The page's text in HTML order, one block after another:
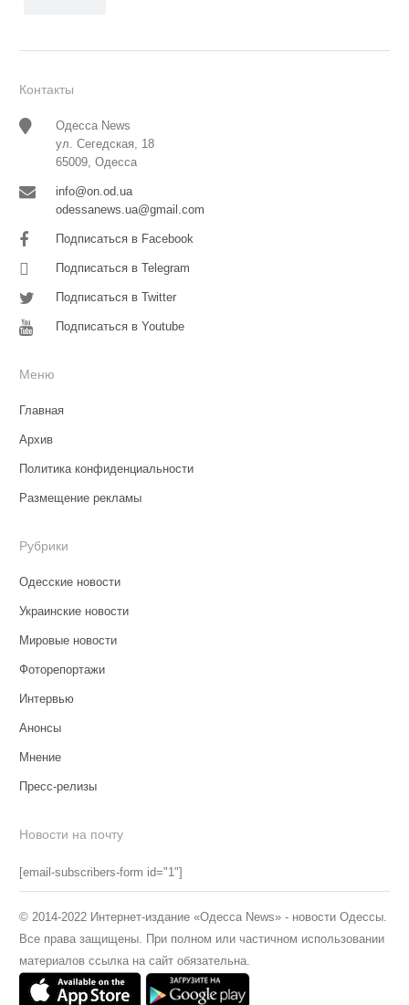
Контакты
Одесса News
ул. Сегедская, 18
65009, Одесса
info@on.od.ua
odessanews.ua@gmail.com
Подписаться в Facebook
Подписаться в Telegram
Подписаться в Twitter
Подписаться в Youtube
Меню
Главная
Архив
Политика конфиденциальности
Размещение рекламы
Рубрики
Одесские новости
Украинские новости
Мировые новости
Фоторепортажи
Интервью
Анонсы
Мнение
Пресс-релизы
Новости на почту
[email-subscribers-form id="1"]
© 2014-2022 Интернет-издание «Одесса News» - новости Одессы.
Все права защищены. При полном или частичном использовании
материалов ссылка на сайт обязательна.